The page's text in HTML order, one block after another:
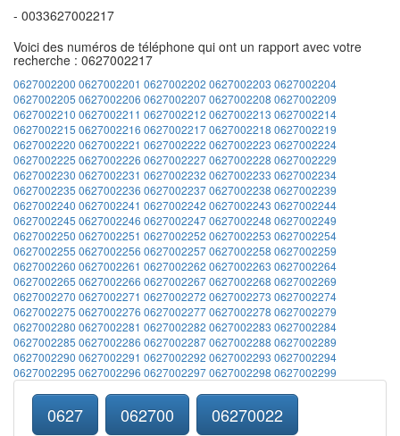
- 0033627002217
Voici des numéros de téléphone qui ont un rapport avec votre
recherche : 0627002217
0627002200 0627002201 0627002202 0627002203 0627002204
0627002205 0627002206 06270022070627002208 0627002209
0627002210 0627002211 0627002212 0627002213 0627002214
0627002215 0627002216 06270022170627002218 0627002219
0627002220 0627002221 0627002222 0627002223 0627002224
0627002225 0627002226 06270022270627002228 0627002229
0627002230 0627002231 0627002232 0627002233 0627002234
0627002235 0627002236 06270022370627002238 0627002239
0627002240 0627002241 0627002242 0627002243 0627002244
0627002245 0627002246 06270022470627002248 0627002249
0627002250 0627002251 0627002252 0627002253 0627002254
0627002255 0627002256 06270022570627002258 0627002259
0627002260 0627002261 0627002262 0627002263 0627002264
0627002265 0627002266 06270022670627002268 0627002269
0627002270 0627002271 0627002272 0627002273 0627002274
0627002275 0627002276 06270022770627002278 0627002279
0627002280 0627002281 0627002282 0627002283 0627002284
0627002285 0627002286 06270022870627002288 0627002289
0627002290 0627002291 0627002292 0627002293 0627002294
0627002295 0627002296 06270022970627002298 0627002299
0627 062700 06270022